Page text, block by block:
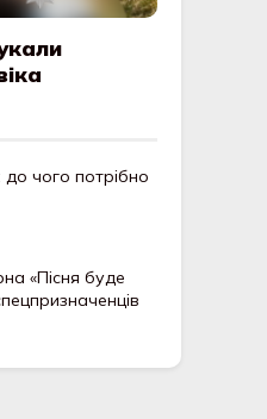
до чого потрібно
«Пісня буде